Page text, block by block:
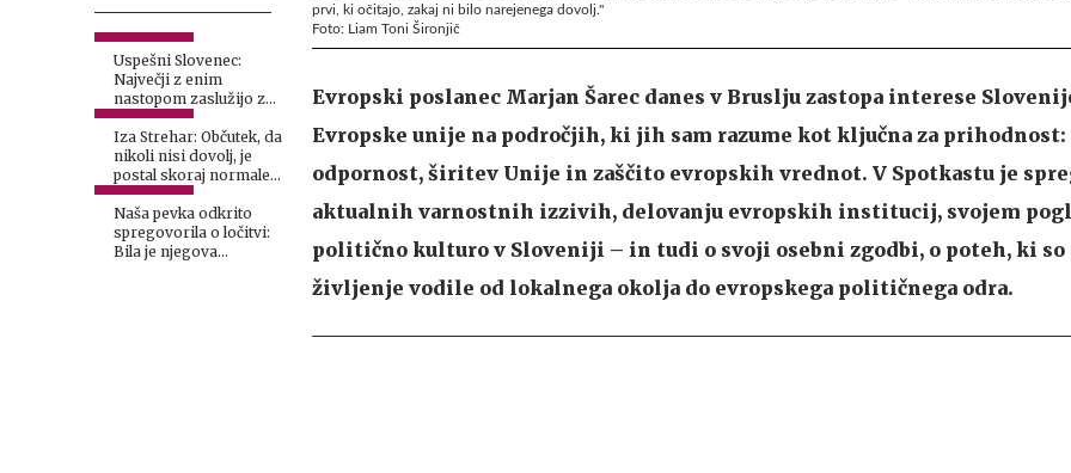
Uspešni Slovenec:
Največji z enim
nastopom zaslužijo za
lamborghinija #video
Iza Strehar: Občutek, da
nikoli nisi dovolj, je
postal skoraj normalen
#Spotkast
Naša pevka odkrito
spregovorila o ločitvi:
Bila je njegova
prvi, ki očitajo, zakaj ni bilo narejenega dovolj."
Foto: Liam Toni Šironjič
Evropski poslanec Marjan Šarec danes v Bruslju zastopa interese
Evropske unije na področjih, ki jih sam razume kot ključna za prihodnost:
odpornost, širitev Unije in zaščito evropskih vrednot. V Spotkastu je
aktualnih varnostnih izzivih, delovanju evropskih institucij, svojem
politično kulturo v Sloveniji – in tudi o svoji osebni zgodbi, o poteh, ki so
življenje vodile od lokalnega okolja do evropskega političnega odra.